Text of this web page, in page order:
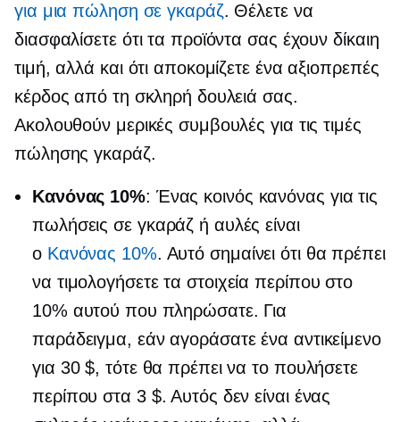
για μια πώληση σε γκαράζ. Θέλετε να
διασφαλίσετε ότι τα προϊόντα σας έχουν δίκαιη
τιμή, αλλά και ότι αποκομίζετε ένα αξιοπρεπές
κέρδος από τη σκληρή δουλειά σας.
Ακολουθούν μερικές συμβουλές για τις τιμές
πώλησης γκαράζ.
Κανόνας 10%: Ένας κοινός κανόνας για τις
πωλήσεις σε γκαράζ ή αυλές είναι
ο Κανόνας 10%. Αυτό σημαίνει ότι θα πρέπει
να τιμολογήσετε τα στοιχεία περίπου στο
10% αυτού που πληρώσατε. Για
παράδειγμα, εάν αγοράσατε ένα αντικείμενο
για 30 $, τότε θα πρέπει να το πουλήσετε
περίπου στα 3 $. Αυτός δεν είναι ένας